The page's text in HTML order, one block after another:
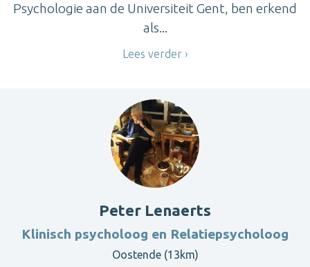
Psychologie aan de Universiteit Gent, ben erkend
als...
Lees verder
Peter Lenaerts
Klinisch psycholoog en Relatiepsycholoog
Oostende (13km)